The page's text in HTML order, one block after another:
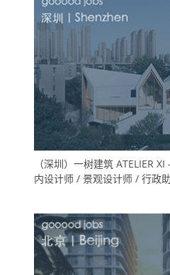
（深圳）一树建筑 ATELIER
内设计师 / 景观设计师 / 行政